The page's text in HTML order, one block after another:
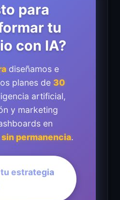
para
tu
con IA?
diseñamos e
planes de 30
artificial,
y marketing
en
sin permanencia.
estrategia